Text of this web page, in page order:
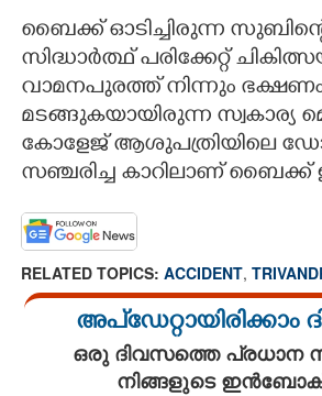
ബൈക്ക് ഓടിച്ചിരുന്ന
സിദ്ധാർത്ഥ് പരിക്കേറ്റ്
വാമനപുരത്ത് നിന്നും ഭക്ഷണം
മടങ്ങുകയായിരുന്ന സ്വകാര്യ
കോളേജ് ആശുപത്രിയിലെ
സഞ്ചരിച്ച കാറിലാണ് ബൈക്ക്
RELATED TOPICS: ACCIDENT,
അപ്ഡേറ്റായിരിക്കാം
ഒരു ദിവസത്തെ പ്രധാന
നിങ്ങളുടെ